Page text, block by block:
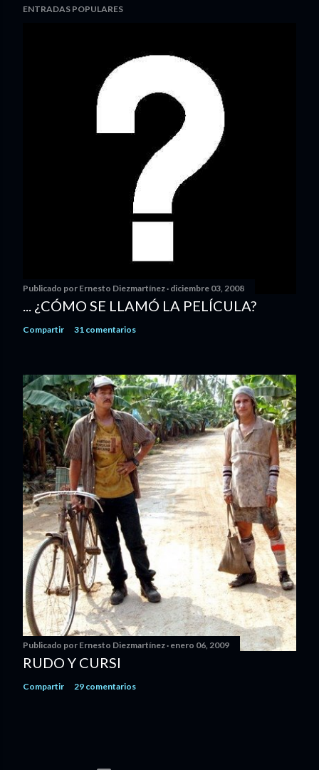
ENTRADAS POPULARES
Publicado por Ernesto Diezmartínez diciembre 03, 2008
... ¿CÓMO SE LLAMÓ LA PELÍCULA?
Compartir 31 comentarios
Publicado por Ernesto Diezmartínez enero 06, 2009
RUDO Y CURSI
Compartir 29 comentarios